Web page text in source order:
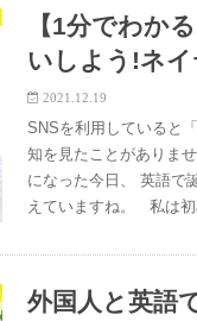
【1分でわか
いしよう!ネ
2021.12.19
SNSを利用していると
知を見たことがありま
になった今日、 英語で
えていますね。 私は
外国人と英語